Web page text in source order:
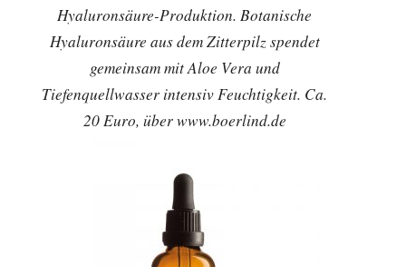
Hyaluronsäure-Produktion. Botanische
Hyaluronsäure aus dem Zitterpilz spendet
gemeinsam mit Aloe Vera und
Tiefenquellwasser intensiv Feuchtigkeit. Ca.
20 Euro, über www.boerlind.de